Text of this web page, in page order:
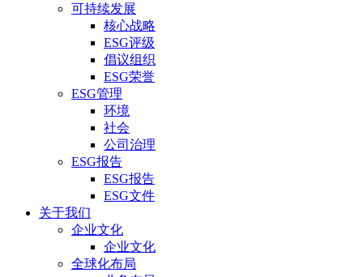
可持续发展
核心战略
ESG评级
倡议组织
ESG荣誉
ESG管理
环境
社会
公司治理
ESG报告
ESG报告
ESG文件
关于我们
企业文化
企业文化
全球化布局